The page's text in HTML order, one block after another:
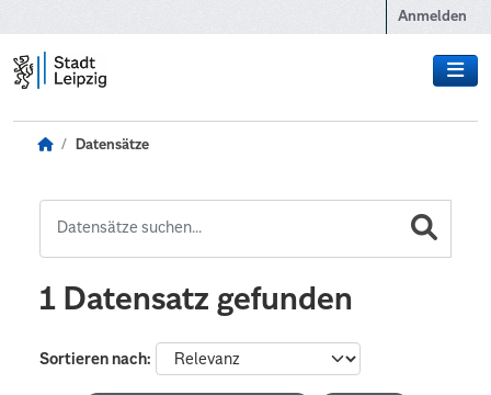
Anmelden
Datensätze
1 Datensatz gefunden
Sortieren nach